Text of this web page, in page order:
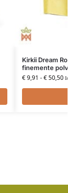
Kirkii Dream
finemente
€9,91 -€50,50